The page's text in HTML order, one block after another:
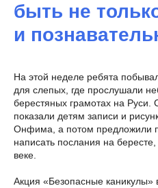
быть не
и
На этой неделе ребята
для слепых, где прослушали
берестяных грамотах на Руси.
показали детям записи и
Онфима, а потом предложили
написать послания на
веке.
Акция «Безопасные каникулы»